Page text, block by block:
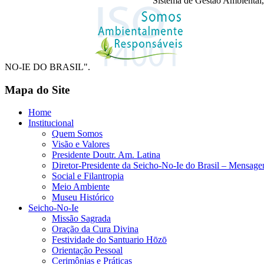
NO-IE DO BRASIL".
Mapa do Site
Home
Institucional
Quem Somos
Visão e Valores
Presidente Doutr. Am. Latina
Diretor-Presidente da Seicho-No-Ie do Brasil –
Social e Filantropia
Meio Ambiente
Museu Histórico
Seicho-No-Ie
Missão Sagrada
Oração da Cura Divina
Festividade do Santuario Hōzō
Orientação Pessoal
Cerimônias e Práticas